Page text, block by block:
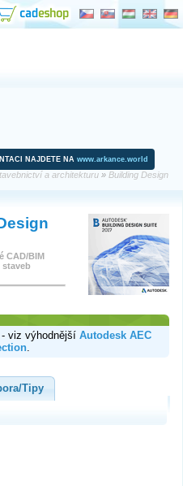
NAJDETE NA www.arkance.world
a architekturu » Building Design
CAD/BIM
viz výhodnější Autodesk AEC
.
Tipy